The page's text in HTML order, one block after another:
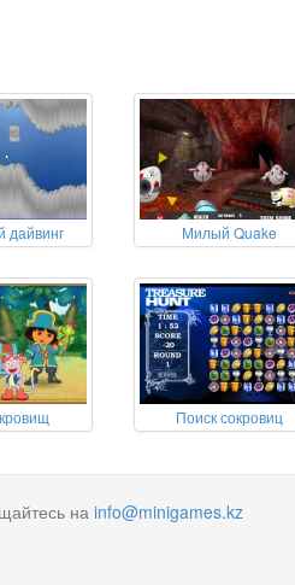
Милый Quake
Поиск сокровиц
на info@minigames.kz